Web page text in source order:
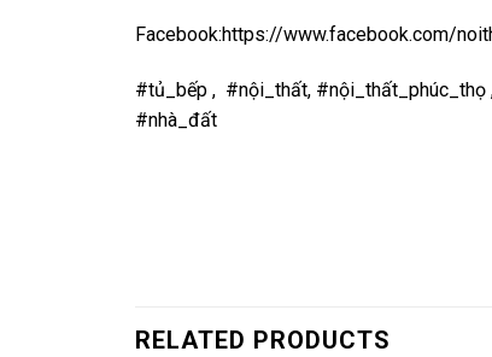
Facebook:https://www.facebook.com/
#tủ_bếp , #nội_thất, #nội_thất_phúc_thọ
#nhà_đất
RELATED PRODUCTS